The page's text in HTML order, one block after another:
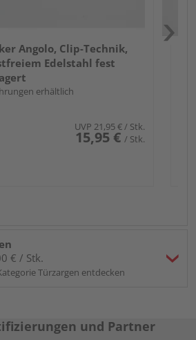
Angolo, Clip-Technik,
Edelstahl fest
erhältlich
UVP 21,95 €/ Stk.
15,95 € / Stk.
€ / Stk.
Türzargen entdecken
und Partner